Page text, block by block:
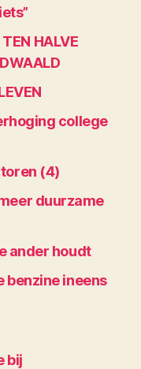
TEN HALVE
college
(4)
duurzame
ander houdt
benzine ineens
bij